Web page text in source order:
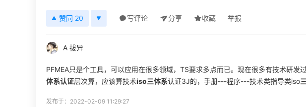
赞同 20 写评论 分享 收藏 举报
A 拔异
PFMEA只是个工具，可以应用在很多领域，TS要求多点而已。现在很多有技术研发
体系认证层次算，应该算技术iso三体系认证3J的，手册---程序---技术类指导类iso
发布于：2022-02-09 11:29:27